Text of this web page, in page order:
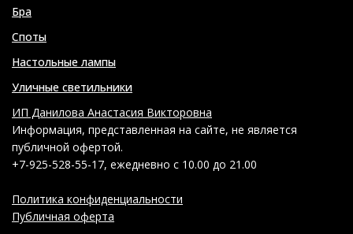
Бра
Споты
Настольные лампы
Уличные светильники
ИП Данилова Анастасия Викторовна
Информация, представленная на сайте, не является
публичной офертой.
+7-925-528-55-17, ежедневно с 10.00 до 21.00
Политика конфиденциальности
Публичная оферта